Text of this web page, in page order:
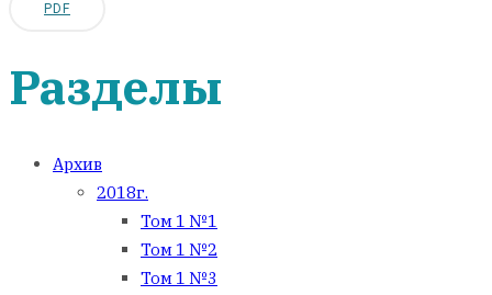
PDF
Разделы
Архив
2018г.
Том 1 №1
Том 1 №2
Том 1 №3